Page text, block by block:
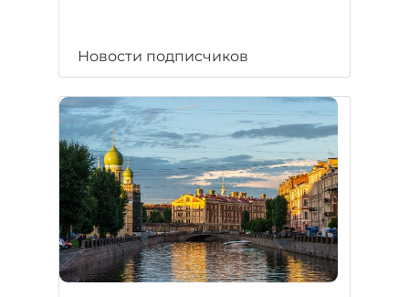
Новости подписчиков